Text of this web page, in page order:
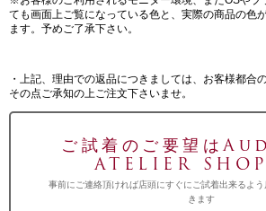
ても画面上ご覧になっている色と、実際の商品の色
ます。予めご了承下さい。
・上記、理由での返品につきましては、お客様都合
その点ご承知の上ご注文下さいませ。
ご試着のご要望は
ATELIER SHOP
事前にご連絡頂ければ店頭にすぐにご試着出来るよ
きます